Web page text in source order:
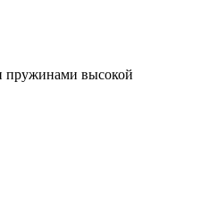
пружинами высокой